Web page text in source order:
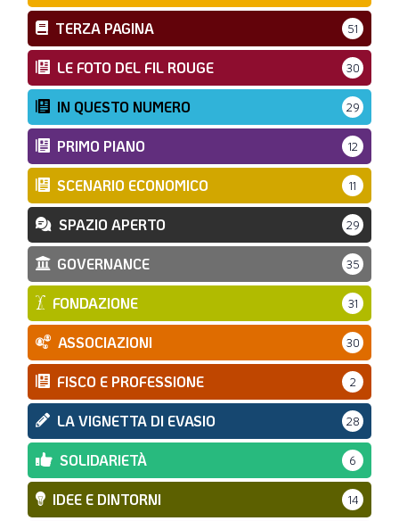
TERZA PAGINA 51
LE FOTO DEL FIL ROUGE 30
IN QUESTO NUMERO 29
PRIMO PIANO 12
SCENARIO ECONOMICO 11
SPAZIO APERTO 29
GOVERNANCE 35
FONDAZIONE 31
ASSOCIAZIONI 30
FISCO E PROFESSIONE 2
LA VIGNETTA DI EVASIO 28
SOLIDARIETÀ 6
IDEE E DINTORNI 14